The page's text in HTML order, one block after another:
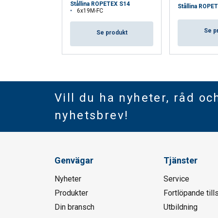
Stållina ROPETEX S14
6x19M-FC
Se produkt
Stållina
Se
Vill du ha nyheter, råd
nyhetsbrev!
Genvägar
Nyheter
Produkter
Din bransch
Tjänster
Service
Fortlöpande
Utbildning